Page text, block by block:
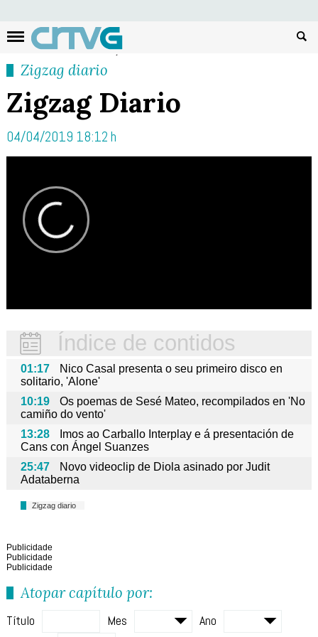
Zigzag diario
Zigzag Diario
04/04/2019 18:12 h
Índice de contidos
01:17
Nico Casal presenta o seu primeiro disco en
solitario, 'Alone'
10:19
Os poemas de Sesé Mateo, recompilados en 'No
camiño do vento'
13:28
Imos ao Carballo Interplay e á presentación de
Cans con Ángel Suanzes
25:47
Novo videoclip de Diola asinado por Judit
Adataberna
Zigzag diario
Publicidade
Publicidade
Publicidade
Atopar capítulo por:
Título Mes
Ano